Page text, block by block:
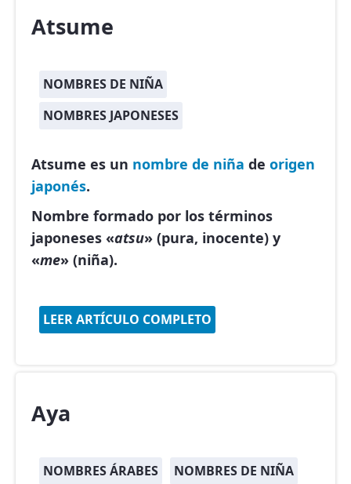
Atsume
NOMBRES DE NIÑA
NOMBRES JAPONESES
Atsume es un nombre de niña de origen
japonés.
Nombre formado por los términos
japoneses «atsu» (pura, inocente) y
«me» (niña).
LEER ARTÍCULO COMPLETO
Aya
NOMBRES ÁRABES
NOMBRES DE NIÑA